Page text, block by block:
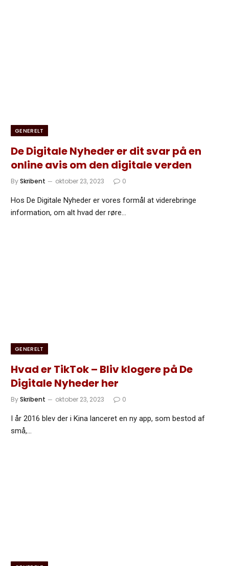
GENERELT
De Digitale Nyheder er dit svar på en
online avis om den digitale verden
BySkribent oktober 23, 2023 0
Hos De Digitale Nyheder er vores formål at viderebringe
information, om alt hvad der røre…
GENERELT
Hvad er TikTok – Bliv klogere på De
Digitale Nyheder her
BySkribent oktober 23, 2023 0
I år 2016 blev der i Kina lanceret en ny app, som bestod af
små,…